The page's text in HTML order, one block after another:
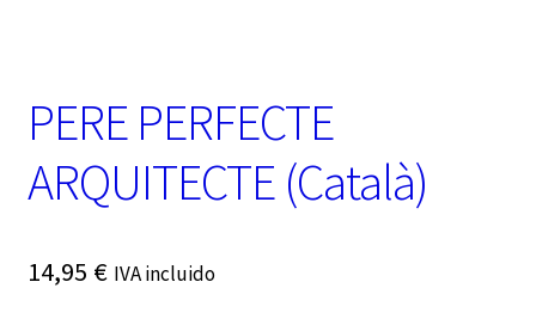
PERE PERFECTE
ARQUITECTE (Català)
14,95 € IVA incluido